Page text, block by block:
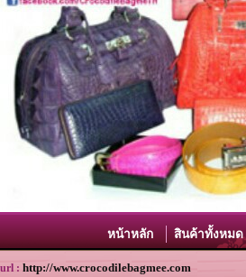
หน้าหลัก สินค้าทั้งหมด
url : http://www.crocodilebagmee.com